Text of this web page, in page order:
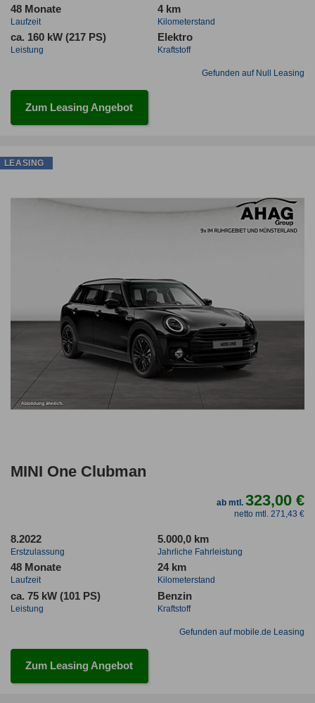
48 Monate
Laufzeit
4 km
Kilometerstand
ca. 160 kW (217 PS)
Leistung
Elektro
Kraftstoff
Gefunden auf Null Leasing
Zum Leasing Angebot
MINI One Clubman
ab mtl.323,00 €
netto mtl. 271,43 €
8.2022
Erstzulassung
5.000,0 km
Jahrliche Fahrleistung
48 Monate
Laufzeit
24 km
Kilometerstand
ca. 75 kW (101 PS)
Leistung
Benzin
Kraftstoff
Gefunden auf mobile.de Leasing
Zum Leasing Angebot
LEASING